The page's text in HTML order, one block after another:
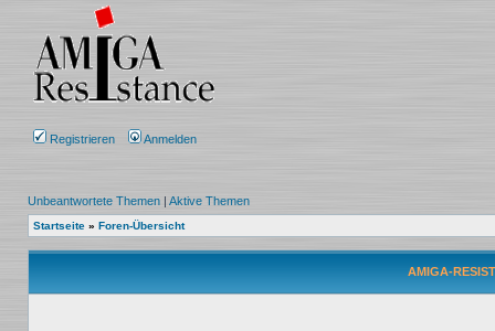
Registrieren Anmelden
Unbeantwortete Themen | Aktive Themen
Startseite » Foren-Übersicht
AMIGA-